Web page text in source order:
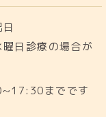
日診療の場合が
までです